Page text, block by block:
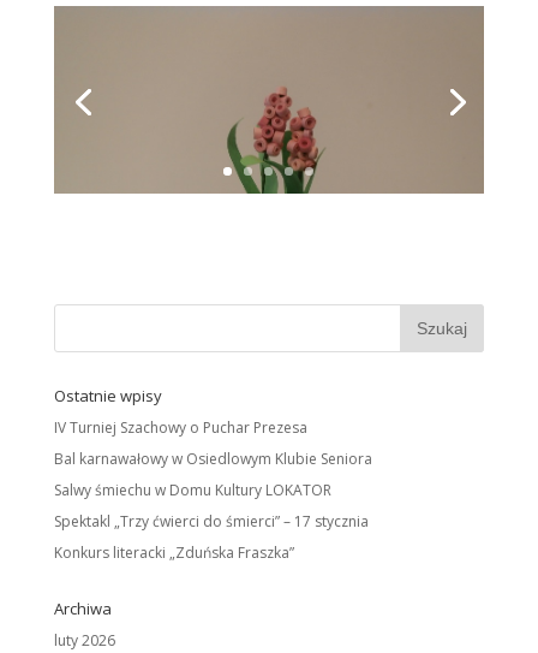
Ostatnie wpisy
IV Turniej Szachowy o Puchar Prezesa
Bal karnawałowy w Osiedlowym Klubie Seniora
Salwy śmiechu w Domu Kultury LOKATOR
Spektakl „Trzy ćwierci do śmierci” – 17 stycznia
Konkurs literacki „Zduńska Fraszka”
Archiwa
luty 2026